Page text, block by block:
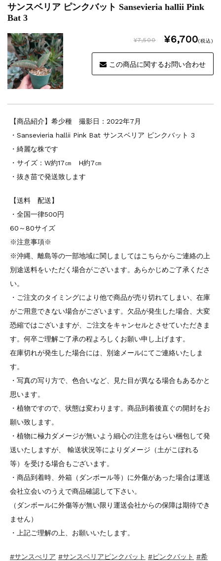
サンスベリア ピンクバット Sansevieria hallii Pink
Bat 3
¥7,500 ¥6,700(税込)
この商品に関するお問い合わせ
【商品紹介】希少種 撮影日：2022年7月
・Sansevieria hallii Pink Bat サンスベリア ピンクバット 3
・綺麗な株です
・サイズ：W約17㎝ H約7㎝
・抜き苗で発送致します
【送料 配送】
・全国一律500円
60～80サイズ
※注意事項※
※沖縄、離島等の一部地域に関しましてはこちらからご連絡の上
別途送料をいただく場合がございます。あらかじめご了承くださ
い。
・ご注文のタイミングにより他で商品が売り切れてしまい、在庫
がご用意できない場合がございます。欠品が発生した場合、大変
恐縮ではございますが、ご注文をキャンセルとさせていただきま
す。何卒ご理解ご了承の程よろしくお願い申し上げます。
在庫切れが発生した場合には、別途メールにてご連絡いたしま
す。
・写真の写り方で、色合いなど、見た目が異なる場合もあるかと
思います。
・植物ですので、状態は変わります。商品到着後直ぐの開封をお
願い致します。
・植物に極力ダメージが無いよう細心の注意をはらい梱包して発
送いたしますが、 輸送状況等によりダメージ（土がこぼれる
等）を受ける場合もございます。
・商品到着時、外箱（ダンボール等）に外傷があった場合は運送
会社立会いのうえで商品確認して下さい。
（ダンボールに外傷等が無い限り運送会社からの保障は期待でき
ません）
・上記ご理解の上、お願いいたします。
#サンスべリア #サンスベリアピンクバット #ピンクバット #希